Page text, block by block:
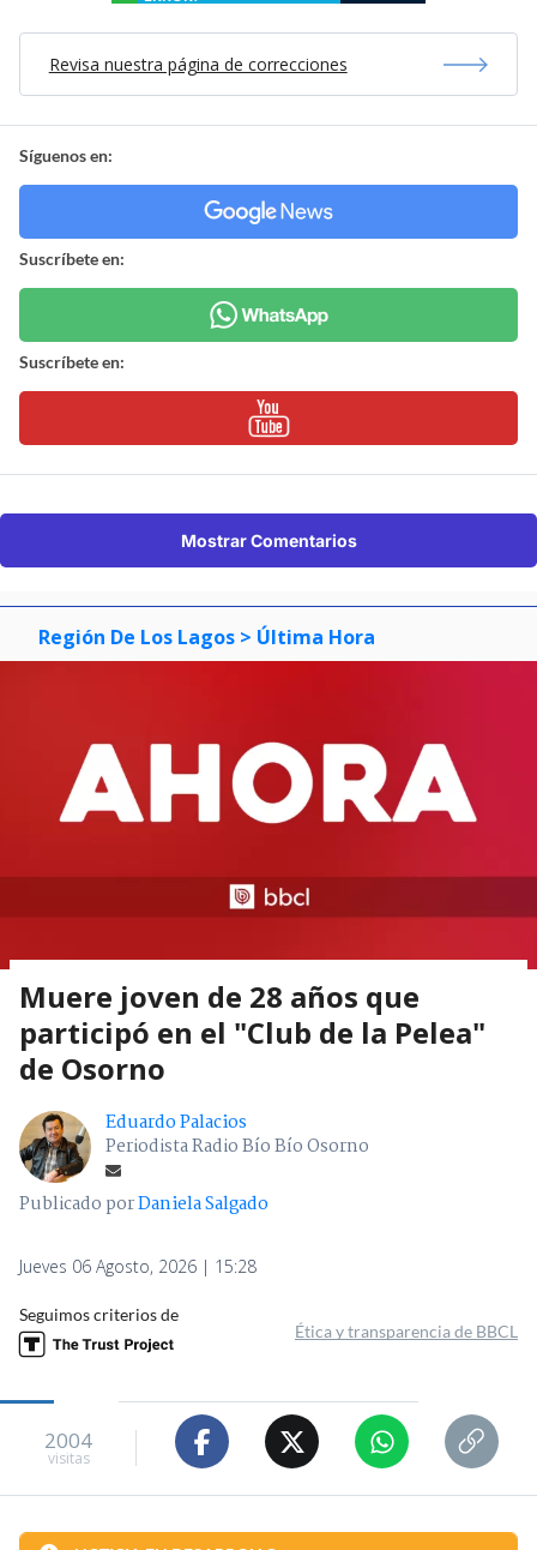
Revisa nuestra página de correcciones
Síguenos en:
Suscríbete en:
Suscríbete en:
Mostrar Comentarios
Región De Los Lagos > Última Hora
Muere joven de 28 años que
participó en el "Club de la Pelea"
de Osorno
Eduardo Palacios
Periodista Radio Bío Bío Osorno
Publicado porDaniela Salgado
Jueves 06 Agosto, 2026 | 15:28
Seguimos criterios de
Ética y transparencia de BBCL
2004
visitas